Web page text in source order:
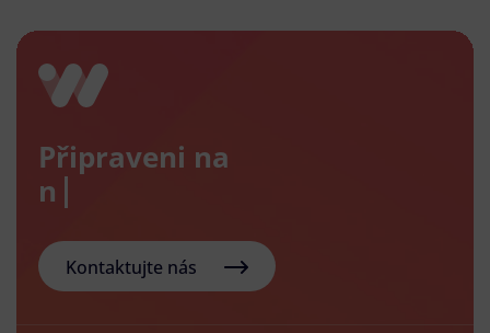
Připraveni na
nový e-
Kontaktujte nás